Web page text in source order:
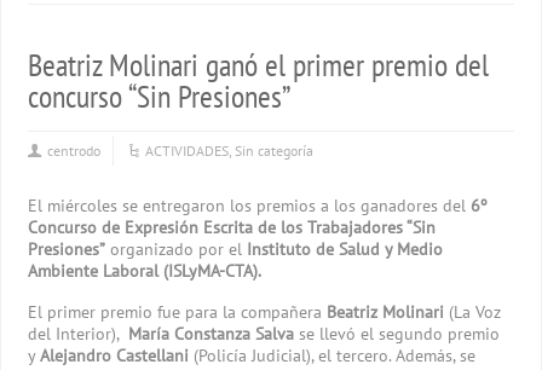
Beatriz Molinari ganó el primer premio del
concurso “Sin Presiones”
centrodo ACTIVIDADES, Sin categoría
El miércoles se entregaron los premios a los ganadores del 6º
Concurso de Expresión Escrita de los Trabajadores “Sin
Presiones” organizado por el Instituto de Salud y Medio
Ambiente Laboral (ISLyMA-CTA).
El primer premio fue para la compañera Beatriz Molinari (La Voz
del Interior), María Constanza Salva se llevó el segundo premio
yAlejandro Castellani (Policía Judicial), el tercero. Además, se